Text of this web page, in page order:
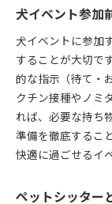
犬イベント参加
犬イベントに参加
することが大切で
的な指示（待て・
クチン接種やノミ
れば、必要な持ち
準備を徹底するこ
快適に過ごせるイ
ペットシッター